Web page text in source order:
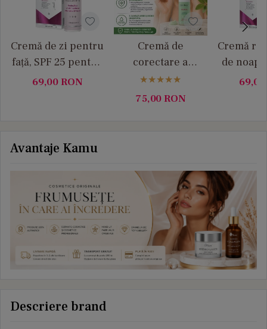
Cremă de zi pentru
față, SPF 25 pentru
pielea cu rozacee
69,00 RON
Cremă de
corectare a
rozaceei, verde, 30
ml Medity+
75,00 RON
Cremă
de
pielea69,00
Avantaje Kamu
Descriere brand